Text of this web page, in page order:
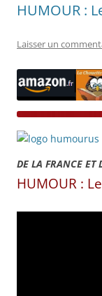
HUMOUR :
Laisser un
DE LA FRANCE
HUMOUR :